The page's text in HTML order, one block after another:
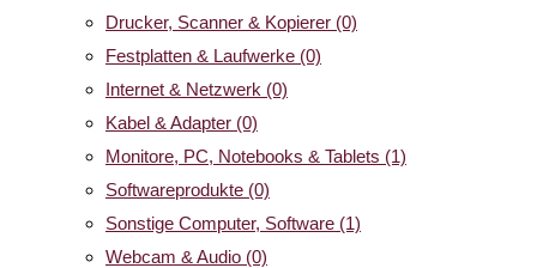
Drucker, Scanner & Kopierer (0)
Festplatten & Laufwerke (0)
Internet & Netzwerk (0)
Kabel & Adapter (0)
Monitore, PC, Notebooks & Tablets (1)
Softwareprodukte (0)
Sonstige Computer, Software (1)
Webcam & Audio (0)